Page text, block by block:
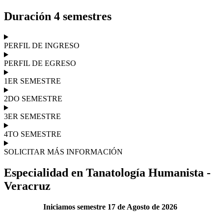
Duración 4 semestres
PERFIL DE INGRESO
PERFIL DE EGRESO
1ER SEMESTRE
2DO SEMESTRE
3ER SEMESTRE
4TO SEMESTRE
SOLICITAR MÁS INFORMACIÓN
Especialidad en Tanatología Humanista -
Veracruz
Iniciamos semestre 17 de Agosto de 2026